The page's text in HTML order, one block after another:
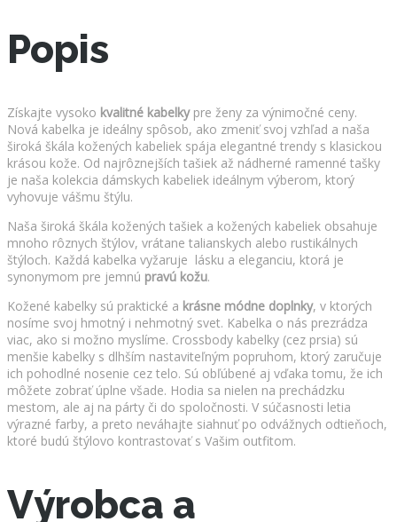
Popis
Získajte vysoko kvalitné kabelkypre ženy za výnimočné ceny.
Nová kabelka je ideálny spôsob, ako zmeniť svoj vzhľad a naša
široká škála kožených kabeliek spája elegantné trendy s klasickou
krásou kože. Od najrôznejších tašiek až nádherné ramenné tašky
je naša kolekcia dámskych kabeliek ideálnym výberom, ktorý
vyhovuje vášmu štýlu.
Naša široká škála kožených tašiek a kožených kabeliek obsahuje
mnoho rôznych štýlov, vrátane talianskych alebo rustikálnych
štýloch. Každá kabelka vyžaruje lásku a eleganciu, ktorá je
synonymom pre jemnú pravú kožu.
Kožené kabelky sú praktické a krásne módne doplnky, v ktorých
nosíme svoj hmotný i nehmotný svet. Kabelka o nás prezrádza
viac, ako si možno myslíme. Crossbody kabelky (cez prsia) sú
menšie kabelky s dlhším nastaviteľným popruhom, ktorý zaručuje
ich pohodlné nosenie cez telo. Sú obľúbené aj vďaka tomu, že ich
môžete zobrať úplne všade. Hodia sa nielen na prechádzku
mestom, ale aj na párty či do spoločnosti. V súčasnosti letia
výrazné farby, a preto neváhajte siahnuť po odvážnych odtieňoch,
ktoré budú štýlovo kontrastovať s Vašim outfitom.
Výrobca a